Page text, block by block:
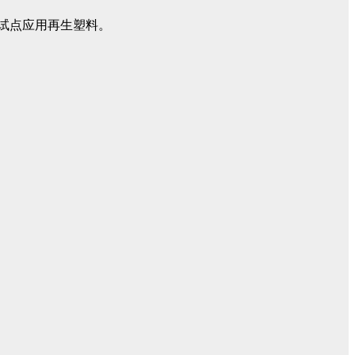
点应用再生塑料。